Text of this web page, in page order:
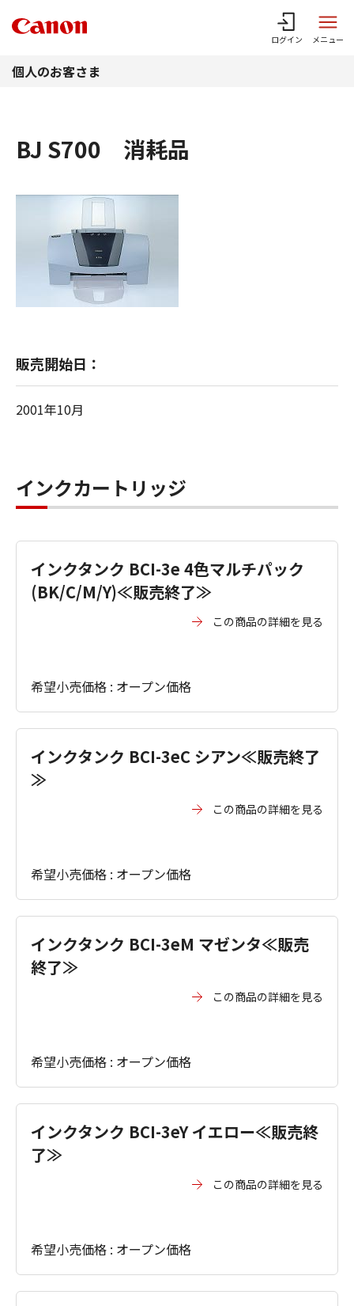
ログイン メニュー
個人のお客さま
BJ S700 消耗品
販売開始日：
2001年10月
インクカートリッジ
インクタンク BCI-3e 4色マルチパック
(BK/C/M/Y)≪販売終了≫
この商品の詳細を見る
希望小売価格 : オープン価格
インクタンク BCI-3eC シアン≪販売終了
≫
この商品の詳細を見る
希望小売価格 : オープン価格
インクタンク BCI-3eM マゼンタ≪販売
終了≫
この商品の詳細を見る
希望小売価格 : オープン価格
インクタンク BCI-3eY イエロー≪販売終
了≫
この商品の詳細を見る
希望小売価格 : オープン価格